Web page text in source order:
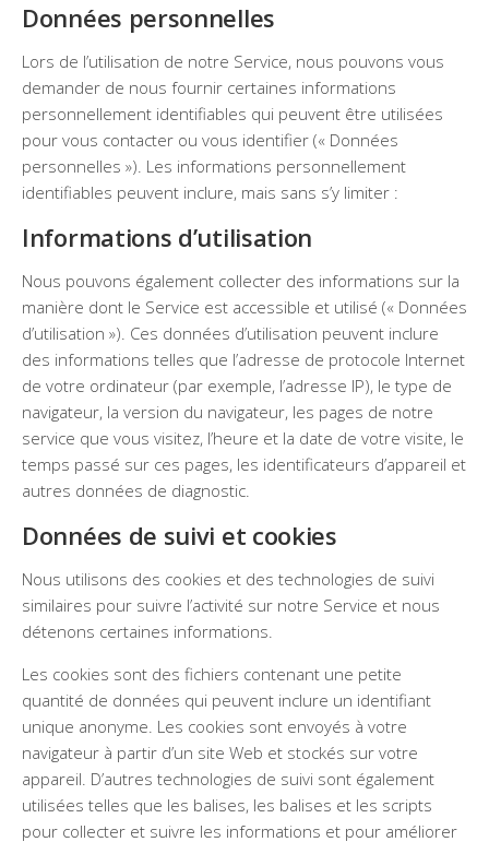
Données personnelles
Lors de l’utilisation de notre Service, nous pouvons vous
demander de nous fournir certaines informations
personnellement identifiables qui peuvent être utilisées
pour vous contacter ou vous identifier (« Données
personnelles »). Les informations personnellement
identifiables peuvent inclure, mais sans s’y limiter :
Informations d’utilisation
Nous pouvons également collecter des informations sur la
manière dont le Service est accessible et utilisé (« Données
d’utilisation »). Ces données d’utilisation peuvent inclure
des informations telles que l’adresse de protocole Internet
de votre ordinateur (par exemple, l’adresse IP), le type de
navigateur, la version du navigateur, les pages de notre
service que vous visitez, l’heure et la date de votre visite, le
temps passé sur ces pages, les identificateurs d’appareil et
autres données de diagnostic.
Données de suivi et cookies
Nous utilisons des cookies et des technologies de suivi
similaires pour suivre l’activité sur notre Service et nous
détenons certaines informations.
Les cookies sont des fichiers contenant une petite
quantité de données qui peuvent inclure un identifiant
unique anonyme. Les cookies sont envoyés à votre
navigateur à partir d’un site Web et stockés sur votre
appareil. D’autres technologies de suivi sont également
utilisées telles que les balises, les balises et les scripts
pour collecter et suivre les informations et pour améliorer